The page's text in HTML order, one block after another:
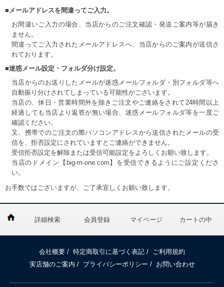
■メールアドレスを間違ってご入力。
お間違いご入力の場合、当店からのご注文確認・発送ご案内等が届き
ません。
間違ってご入力されたメールアドレスへ、当店からのご案内が送信さ
れております。
■迷惑メール設定・フォルダ分け設定。
当店からのお送りしたメールが迷惑メールフォルダ・別フォルダ等へ
自動振り分けされてしまっている可能性がございます。
当店の、休日・営業時間外を除きご注文やご連絡をされて24時間以上
経過しても当店より返答が無い場合、迷惑メールフォルダ等を一度ご
確認ください。
又、携帯でのご注文の際パソコンアドレスから送信されたメールの受
信を、拒否設定にされていますとご連絡ができません。
受信拒否設定を解除または受信可能設定をよろしくお願い致します。
当店のドメイン【big-m-one.com】を受信できるようにご設定くださ
い。
お手数ではございますが、ご了承宜しくお願い致します。
詳細検索 会員登録 マイページ カートの中
会社概要 / 特定商取引に基づく表記 /
ご利用規約
実店舗のご案内 / プライバシーポリシー / お問い合わせ